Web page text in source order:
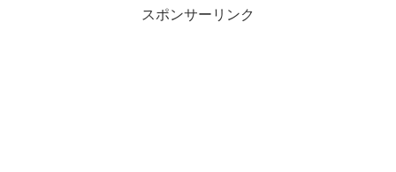
スポンサーリンク